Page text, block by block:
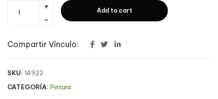
Add to cart
Compartir Vínculo:
SKU: 14922
CATEGORÍA: Pintura